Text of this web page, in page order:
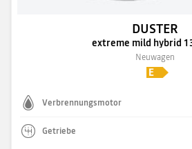
DUSTER
extreme mild hybrid
Neuwagen
Verbrennungsmotor
Getriebe